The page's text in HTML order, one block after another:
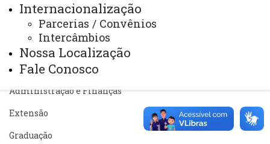
Internacionalização
Parcerias / Convênios
Intercâmbios
Nossa Localização
Fale Conosco
Gabinete Reitoria
Secretaria dos Conselhos Superiores
PRÓ-REITORIAS
Administração e Finanças
Extensão
Graduação